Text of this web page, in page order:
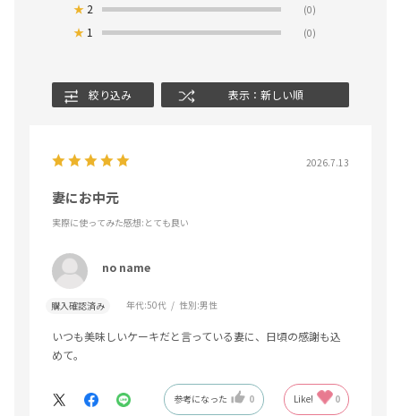
★ 2 (0)
★ 1 (0)
絞り込み 表示：新しい順
2026.7.13
妻にお中元
実際に使ってみた感想:とても良い
no name
購入確認済み 年代:50代 性別:男性
いつも美味しいケーキだと言っている妻に、日頃の感謝も込
めて。
参考になった 0 Like! 0